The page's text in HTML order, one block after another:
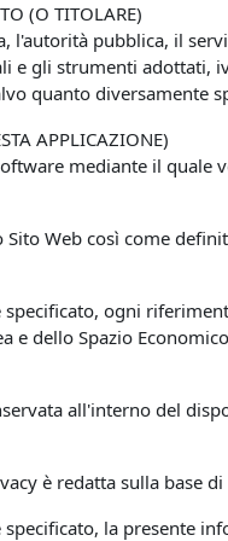
(O TITOLARE)
l'autorità pubblica, il
e gli strumenti adottati,
quanto diversamente
APPLICAZIONE)
mediante il quale
Web così come
ogni
e dello Spazio
all'interno del
è redatta sulla base
la presente